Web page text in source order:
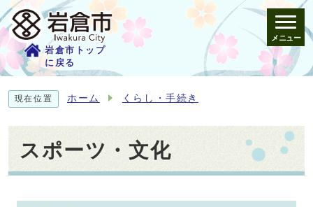
岩倉市トップ
に戻る
メニュー
現在位置 ホーム くらし・手続き
スポーツ・文化